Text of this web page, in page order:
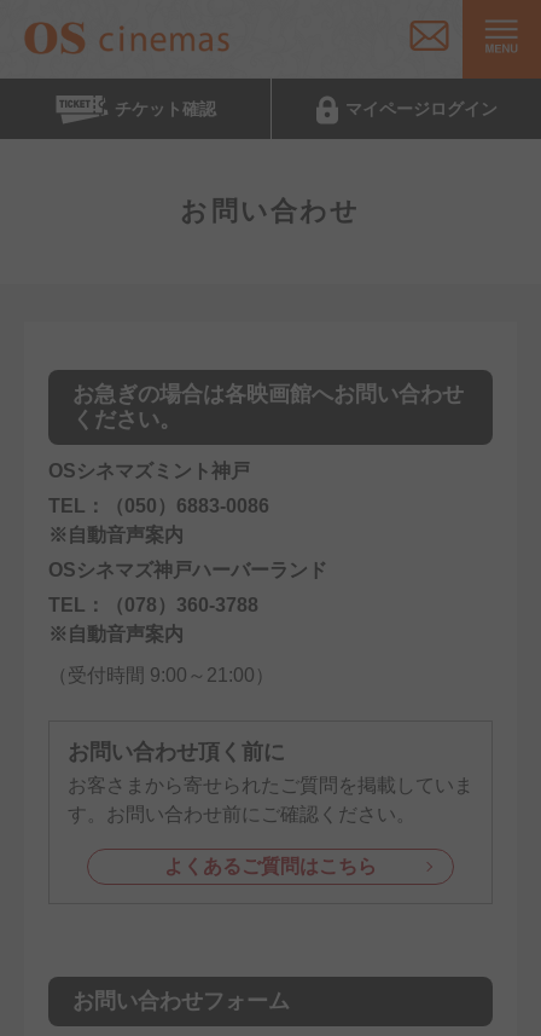
チケット確認 マイページ ログイン
お問い合わせ
お急ぎの場合は各映画館へお問い合わせ
ください。
OSシネマズミント神戸
TEL：（050）6883-0086
※自動音声案内
OSシネマズ神戸ハーバーランド
TEL：（078）360-3788
※自動音声案内
（受付時間 9:00～21:00）
お問い合わせ頂く前に
お客さまから寄せられたご質問を掲載していま
す。お問い合わせ前にご確認ください。
よくあるご質問はこちら
お問い合わせフォーム